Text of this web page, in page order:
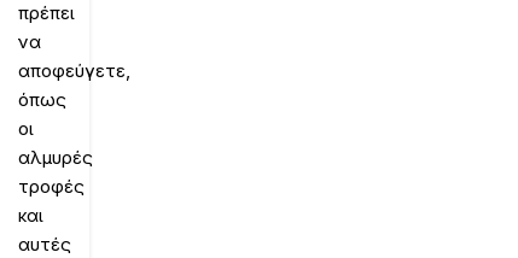
πρέπει
να
αποφεύγετε,
όπως
οι
αλμυρές
τροφές
και
αυτές